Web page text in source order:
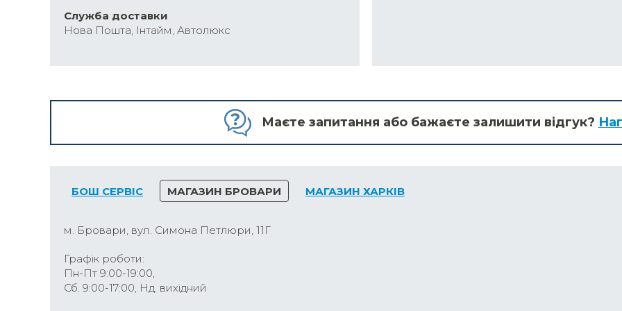
Cлужба доставки
Нова Пошта, Інтайм, Автолюкс
Маєте запитання або бажаєте залишити відгук?
БОШ СЕРВІС МАГАЗИН БРОВАРИ МАГАЗИН ХАРКІВ
м. Бровари, вул. Симона Петлюри, 11Г
Графік роботи:
Пн-Пт 9:00-19:00,
Сб. 9:00-17:00, Нд. вихідний